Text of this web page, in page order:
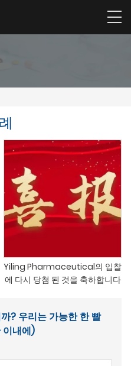
Yiling Pharmaceutical의 입찰
에 다시 당첨 된 것을 축하합니다
? 우리는 가능한 한 빨
이내에)